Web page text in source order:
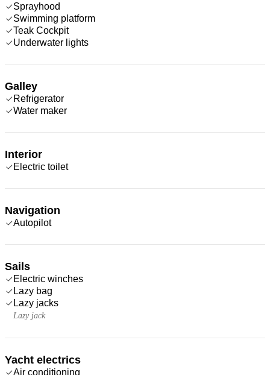
Sprayhood
Swimming platform
Teak Cockpit
Underwater lights
Galley
Refrigerator
Water maker
Interior
Electric toilet
Navigation
Autopilot
Sails
Electric winches
Lazy bag
Lazy jacks
Lazy jack
Yacht electrics
Air conditioning